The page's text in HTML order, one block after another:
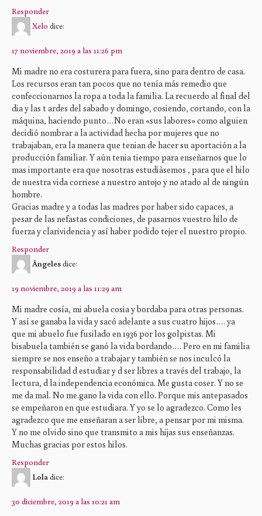
Responder
Xelo dice:
17 noviembre, 2019 a las 11:26 pm
Mi madre no era costurera para fuera, sino para dentro de casa.
Los recursos eran tan pocos que no tenía más remedio que
confeccionarnos la ropa a toda la familia. La recuerdo al final del
dia y las t ardes del sabado y domingo, cosiendo, cortando, con la
máquina, haciendo punto…No eran «sus labores» como alguien
decidió nombrar a la actividad hecha por mujeres que no
trabajaban, era la manera que tenian de hacer su aportación a la
producción familiar. Y aún tenia tiempo para enseñarnos que lo
mas importante era que nosotras estudiàsemos , para que el hilo
de nuestra vida corriese a nuestro antojo y no atado al de ningún
hombre.
Gracias madre y a todas las madres por haber sido capaces, a
pesar de las nefastas condiciones, de pasarnos vuestro hilo de
fuerza y clarividencia y así haber podido tejer el nuestro propio.
Responder
Ángelesdice:
19 noviembre, 2019 a las 11:29 am
Mi madre cosía, mi abuela cosia y bordaba para otras personas.
Y así se ganaba la vida y sacó adelante a sus cuatro hijos…. ya
que mi abuelo fue fusilado en 1936 por los golpistas. Mi
bisabuela también se ganó la vida bordando…. Pero en mi familia
siempre se nos enseño a trabajar y también se nos inculcó la
responsabilidad d estudiar y d ser libres a través del trabajo, la
lectura, d la independencia económica. Me gusta coser. Y no se
me da mal. No me.gano la vida con ello. Porque mis antepasados
se empeñaron en que estudiara. Y yo se lo agradezco. Como les
agradezco que me enseñaran a ser libre, a pensar por mi misma.
Y no me olvido sino que transmito a mis hijas sus enseñanzas.
Muchas gracias por estos hilos.
Responder
Lola dice:
30 diciembre, 2019 a las 10:21 am